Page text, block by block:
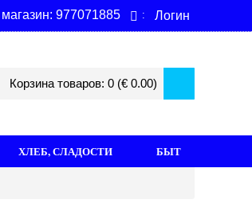
магазин: 977071885 : Логин
Корзина товаров: 0 (€ 0.00)
ХЛЕБ, СЛАДОСТИ БЫТ